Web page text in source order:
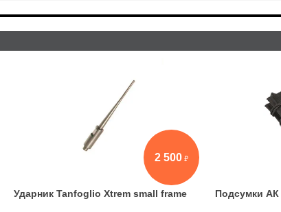
2 500
Ударник Tanfoglio Xtrem small frame Подсумки АК